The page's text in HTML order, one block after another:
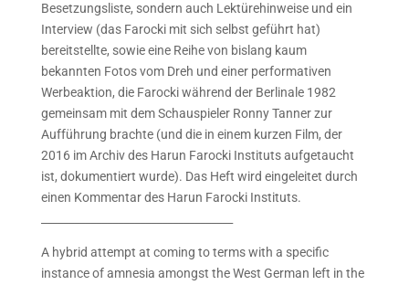
Besetzungsliste, sondern auch Lektürehinweise und ein
Interview (das Farocki mit sich selbst geführt hat)
bereitstellte, sowie eine Reihe von bislang kaum
bekannten Fotos vom Dreh und einer performativen
Werbeaktion, die Farocki während der Berlinale1982
gemeinsam mit dem Schauspieler Ronny Tannerzur
Aufführung brachte (und die in einem kurzen Film, der
2016 im Archiv des Harun Farocki Instituts aufgetaucht
ist, dokumentiert wurde). Das Heft wird eingeleitet durch
einen Kommentar des Harun Farocki Instituts.
A hybrid attempt at coming to terms with a specific
instance of amnesia amongst the West German left in the